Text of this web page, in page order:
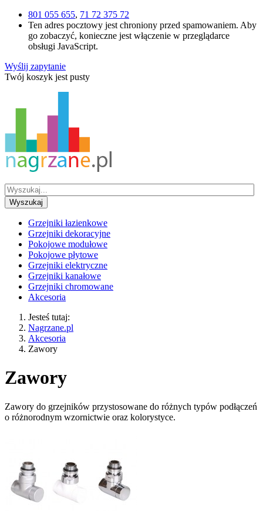
801 055 655, 71 72 375 72
Ten adres pocztowy jest chroniony przed spamowaniem. Aby
go zobaczyć, konieczne jest włączenie w przeglądarce
obsługi JavaScript.
Wyślij zapytanie
Twój koszyk jest pusty
Wyszukaj
Grzejniki łazienkowe
Grzejniki dekoracyjne
Pokojowe modułowe
Pokojowe płytowe
Grzejniki elektryczne
Grzejniki kanałowe
Grzejniki chromowane
Akcesoria
Jesteś tutaj:
Nagrzane.pl
Akcesoria
Zawory
Zawory
Zawory do grzejników przystosowane do różnych typów podłączeń
o różnorodnym wzornictwie oraz kolorystyce.